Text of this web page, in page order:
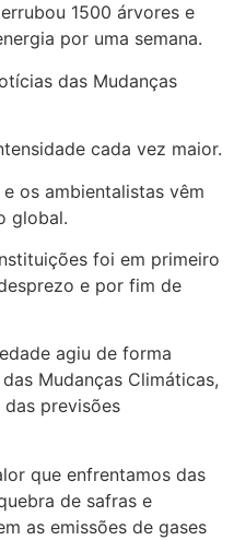
1500 árvores e
por uma semana.
das Mudanças
cada vez maior.
os ambientalistas vêm
global.
foi em primeiro
e por fim de
agiu de forma
Mudanças Climáticas,
previsões
que enfrentamos das
de safras e
as emissões de gases